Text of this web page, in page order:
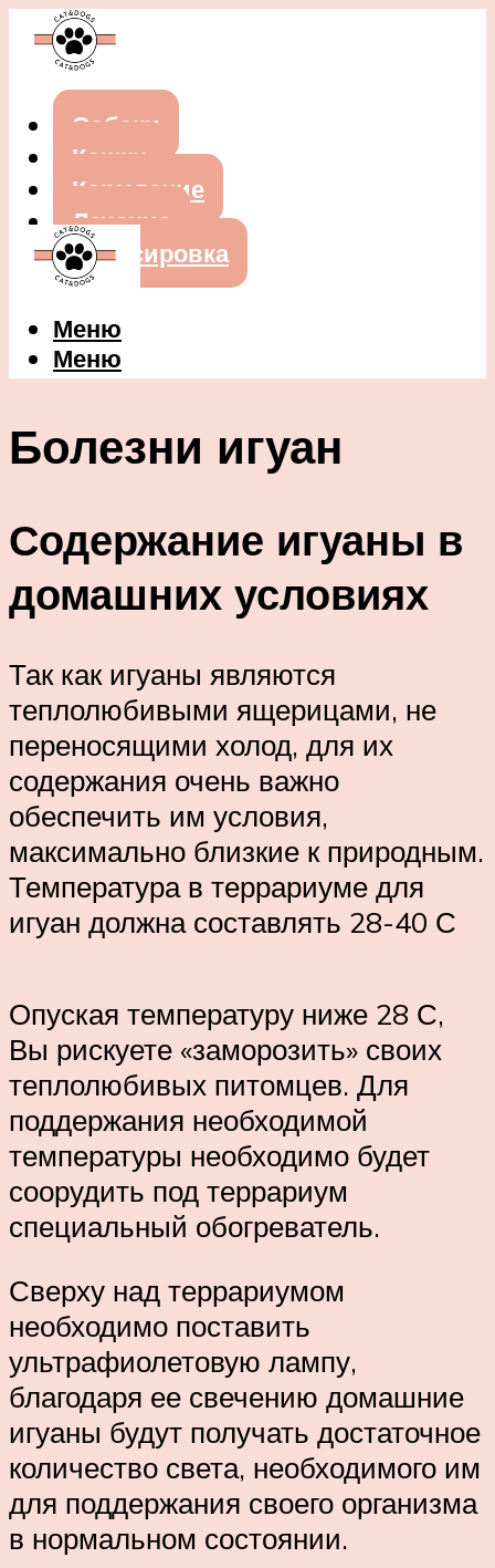
Собаки
Кошки
Кормление
Лечение
Дрессировка
Меню
Меню
Болезни игуан
Содержание игуаны в
домашних условиях
Так как игуаны являются
теплолюбивыми ящерицами, не
переносящими холод, для их
содержания очень важно
обеспечить им условия,
максимально близкие к природным.
Температура в террариуме для
игуан должна составлять 28-40 С
Опуская температуру ниже 28 С,
Вы рискуете «заморозить» своих
теплолюбивых питомцев. Для
поддержания необходимой
температуры необходимо будет
соорудить под террариум
специальный обогреватель.
Сверху над террариумом
необходимо поставить
ультрафиолетовую лампу,
благодаря ее свечению домашние
игуаны будут получать достаточное
количество света, необходимого им
для поддержания своего организма
в нормальном состоянии.